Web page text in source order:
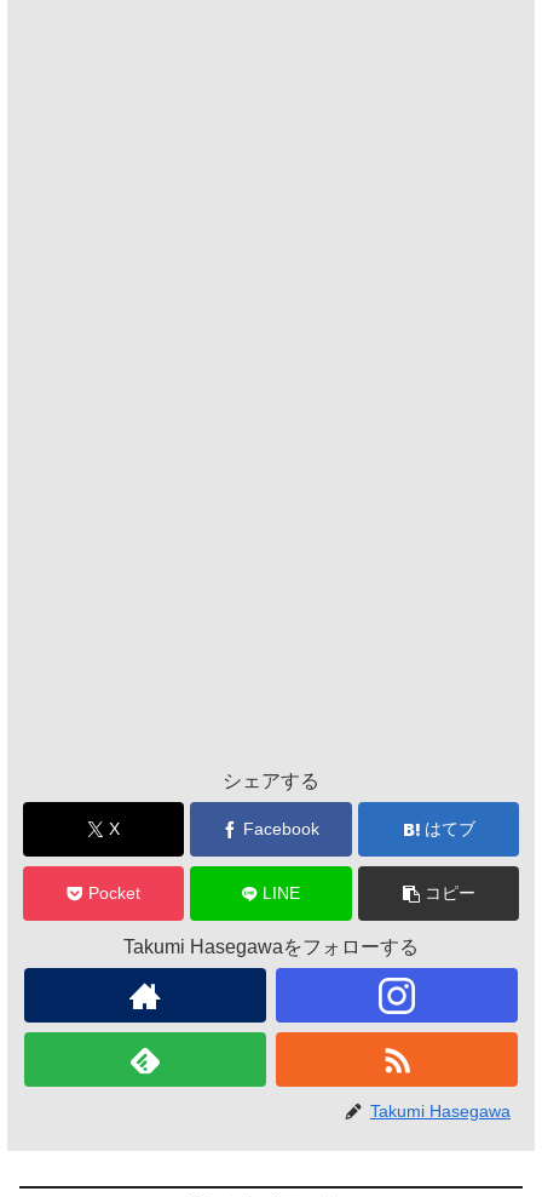
シェアする
X Facebook はてブ
Pocket LINE コピー
Takumi Hasegawaをフォローする
Takumi Hasegawa